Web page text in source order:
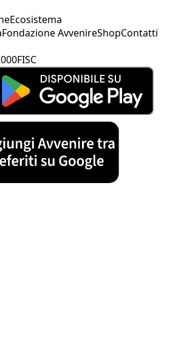
Ecosistema
Fondazione AvvenireShopContatti
FISC